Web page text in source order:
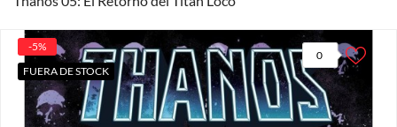
0
-5%
FUERA DE STOCK